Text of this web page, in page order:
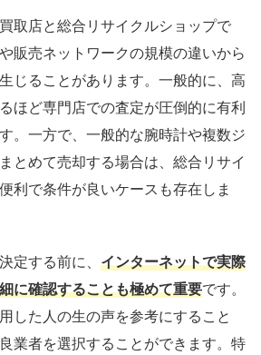
取店と総合リサイクルショップで
販売ネットワークの規模の違いから
じることがあります。一般的に、高
ほど専門店での査定が圧倒的に有利
。一方で、一般的な腕時計や複数ジ
とめて売却する場合は、総合リサイ
利で条件が良いケースも存在しま
定する前に、 インターネットで実際
に確認することも極めて重要です。
した人の生の声を参考にすること
業者を選択することができます。特